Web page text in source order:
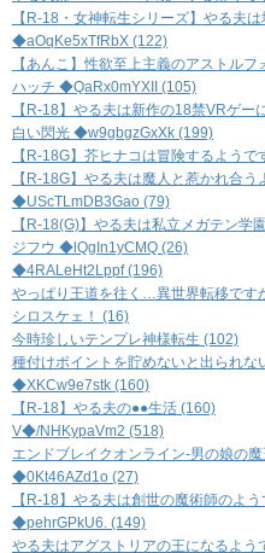
【R-18・女神転生シリーズ】やる夫
◆aOqKe5xTfRbX (122)
【あんこ】性欲至上主義のアストルフ
ハッチ ◆QaRx0mYXII (105)
【R-18】やる夫は新作の18禁VRゲ
白い閃光 ◆w9gbgzGxXk (199)
【R-18G】芥ヒナコは冒険するようで
【R-18G】やる夫は魔人と惹かれ合う
◆UScTLmDB3Gao (79)
【R-18(G)】やる夫は私立メガテン学
ジフウ ◆lQgIn1yCMQ (26)
◆4RALeHt2Lppf (196)
やっぱり王道を往く…異世界転移です
シロスケェ！ (16)
今時珍しいテンプレ神様転生 (102)
種付けポイントを貯めないと出られな
◆XKCw9e7stk (160)
【R-18】やる夫の●●生活 (160)
V◆/NHKypaVm2 (518)
エンドブレイクオンライン-男の娘の魔
◆0Kt46AZd1o (27)
【R-18】やる夫は創世の魔術師のよ
◆pehrGPkU6. (149)
やる夫はアグストリアの王になるよう